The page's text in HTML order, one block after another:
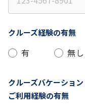
クルーズ経験の有無
有 無し
クルーズバケーション
ご利用経験の有無